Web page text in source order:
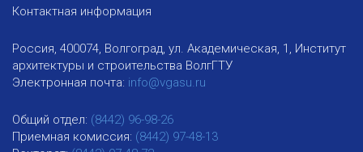
Контактная информация
Россия, 400074, Волгоград, ул. Академическая, 1, Институт
архитектуры и строительства ВолгГТУ
Электронная почта: info@vgasu.ru
Общий отдел: (8442) 96-98-26
Приемная комиссия: (8442) 97-48-13